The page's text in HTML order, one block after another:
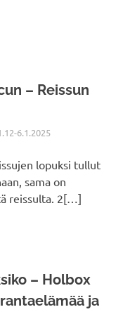
– Reissun
6.1.2025
lopuksi tullut
sama on
reissulta. 2[…]
– Holbox
ja